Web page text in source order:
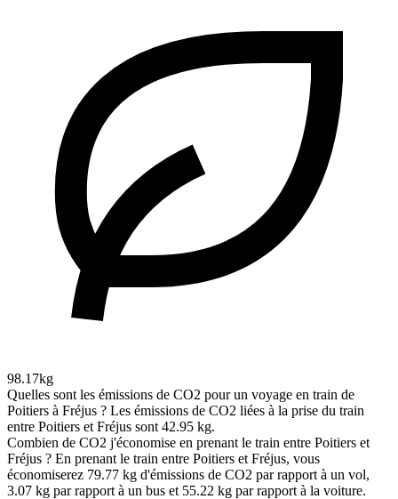
98.17kg
Quelles sont les émissions de CO2 pour un voyage en train de
Poitiers à Fréjus ? Les émissions de CO2 liées à la prise du train
entre Poitiers et Fréjus sont 42.95 kg.
Combien de CO2 j'économise en prenant le train entre Poitiers et
Fréjus ? En prenant le train entre Poitiers et Fréjus, vous
économiserez 79.77 kg d'émissions de CO2 par rapport à un vol,
3.07 kg par rapport à un bus et 55.22 kg par rapport à la voiture.